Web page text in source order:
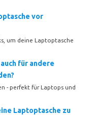
vor
um deine Laptoptasche
für andere
- perfekt für Laptops und
Laptoptasche zu